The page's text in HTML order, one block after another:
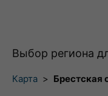
Выбор региона
Карта > Брестская